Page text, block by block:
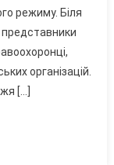
режиму. Біля
представники
організацій.
[…]